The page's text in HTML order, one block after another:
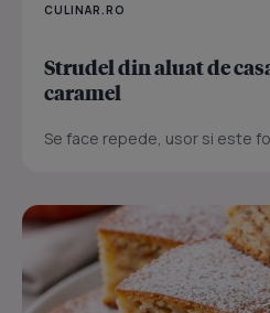
CULINAR.RO
Strudel din aluat de
caramel
Se face repede, usor si este